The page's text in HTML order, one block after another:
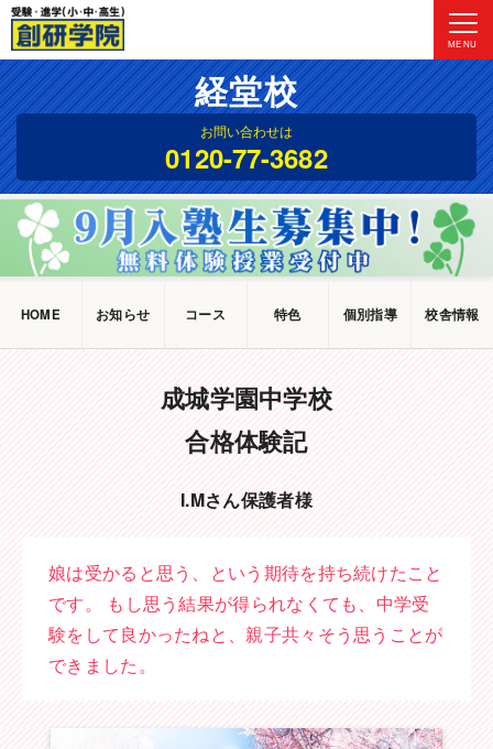
MENU
経堂校
お問い合わせは
0120-77-3682
HOME お知らせ コース 特色 個別指導 校舎情報
成城学園中学校
合格体験記
I.Mさん保護者様
娘は受かると思う、という期待を持ち続けたこと
です。
もし思う結果が得られなくても、中学受
験をして良かったねと、親子共々そう思うことが
できました。